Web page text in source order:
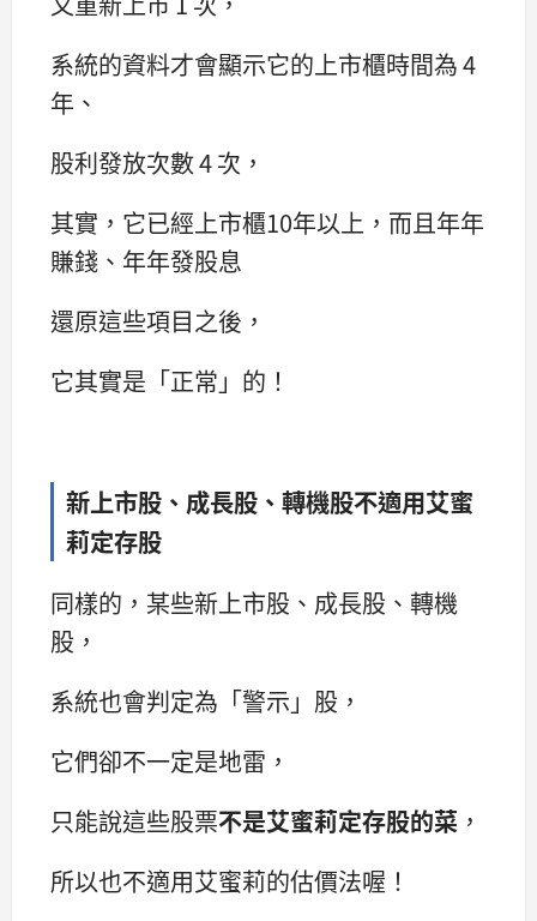
系統的資料才會顯示它的上市櫃時間為 4
年、
股利發放次數 4 次，
其實，它已經上市櫃10年以上，而且年年
賺錢、年年發股息
還原這些項目之後，
它其實是「正常」的！
新上市股、成長股、轉機股不適用艾蜜
莉定存股
同樣的，某些新上市股、成長股、轉機
股，
系統也會判定為「警示」股，
它們卻不一定是地雷，
只能說這些股票不是艾蜜莉定存股的菜 ，
所以也不適用艾蜜莉的估價法喔！